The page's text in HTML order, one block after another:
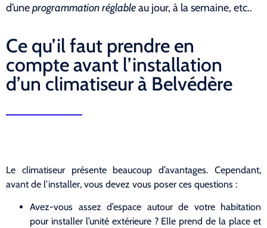
d’uneprogrammation réglableau jour, à la semaine, etc..
Ce qu’il faut prendre en
compte avant l’installation
d’un climatiseur à Belvédère
Le climatiseur présente beaucoup d’avantages. Cependant,
avant de l’installer, vous devez vous poser ces questions :
Avez-vous assez d’espace autour de votre habitation
pour installer l’unité extérieure ? Elle prend de la place et